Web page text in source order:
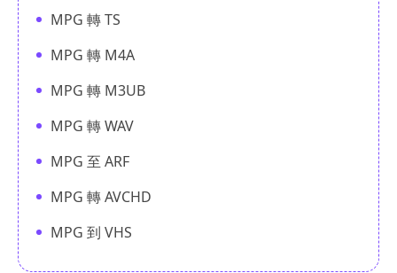
MPG 轉 TS
MPG 轉 M4A
MPG 轉 M3UB
MPG 轉 WAV
MPG 至 ARF
MPG 轉 AVCHD
MPG 到 VHS